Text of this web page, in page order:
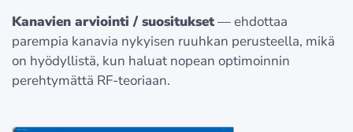
Kanavien arviointi / suositukset— ehdottaa
parempia kanavia nykyisen ruuhkan perusteella, mikä
on hyödyllistä, kun haluat nopean optimoinnin
perehtymättä RF-teoriaan.